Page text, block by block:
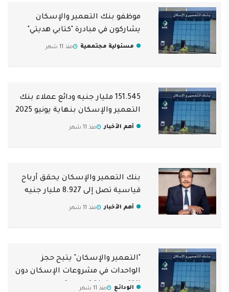
موظفو بنك التعمير والإسكان
يشاركون في مبادرة "كتابي هديتي"
مسئولية مجتمعية منذ 11 شهر
151.545 مليار جنيه ودائع عملاء بنك
التعمير والإسكان بنهاية يونيو 2025
أهم الأخبار منذ 11 شهر
بنك التعمير والإسكان يحقق أرباح
قياسية تصل إلى 8.927 مليار جنيه
أهم الأخبار منذ 11 شهر
"التعمير والإسكان" يتيح حجز
الواحدات في مشروعات الإسكان دون
التقيد بمنطقة محددة
الودائع منذ 11 شهر